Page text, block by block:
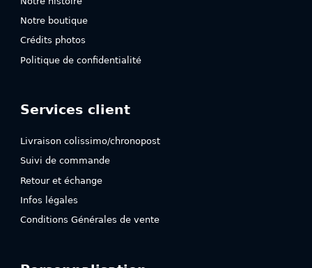
Notre boutique
Crédits photos
Politique de confidentialité
Services client
Livraison colissimo/chronopost
Suivi de commande
Retour et échange
Infos légales
Conditions Générales de vente